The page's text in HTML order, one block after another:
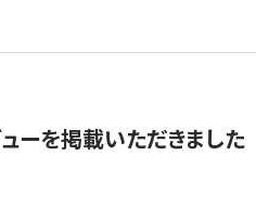
ーを掲載いただきました